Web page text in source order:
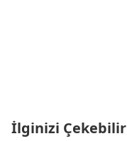
İlginizi Çekebilir